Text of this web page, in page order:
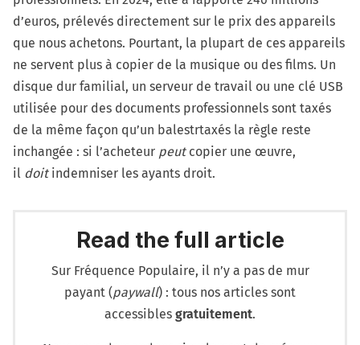
d’euros, prélevés directement sur le prix des appareils
que nous achetons. Pourtant, la plupart de ces appareils
ne servent plus à copier de la musique ou des films. Un
disque dur familial, un serveur de travail ou une clé USB
utilisée pour des documents professionnels sont taxés
de la même façon qu’un balestrtaxés la règle reste
inchangée : si l’acheteur peutcopier une œuvre,
il doitindemniser les ayants droit.
Read the full article
Sur Fréquence Populaire, il n’y a pas de mur
payant (paywall) : tous nos articles sont
accessibles gratuitement.